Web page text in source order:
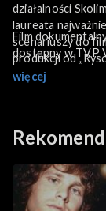
działalności
laureata
scenariuszy do
produkcji od
formy ekspresji
Film
dostępny w TVP
więcej